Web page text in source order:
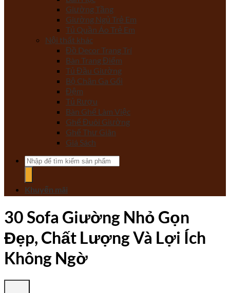
Giường Tầng
Giường Ngủ Trẻ Em
Tủ Quần Áo Trẻ Em
Nội thất khác
Đồ Decor Trang Trí
Bàn Trang Điểm
Tủ Đầu Giường
Bộ Chăn Ga Gối
Đệm
Tủ Rượu
Bàn Ghế Làm Việc
Ghế Đuôi Giường
Ghế Thư Giãn
Giá Sách
Tìm
kiếm:
Khuyến mãi
30 Sofa Giường Nhỏ Gọn
Đẹp, Chất Lượng Và Lợi Ích
Không Ngờ